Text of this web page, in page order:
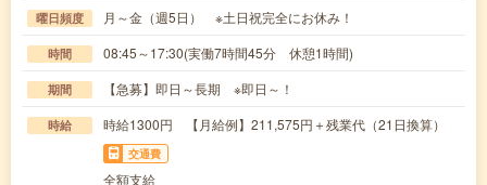
曜日頻度 月～金（週5日） ※土日祝完全にお休み！
時間 08:45～17:30(実働7時間45分 休憩1時間)
期間 【急募】即日～長期 ※即日～！
時給 時給1300円 【月給例】211,575円＋残業代（21日換算）
交通費
全額支給